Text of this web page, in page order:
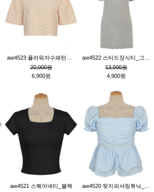
20,000원
6,900원
13,000원
4,900원
aw4521 스퀘어넥티_블랙